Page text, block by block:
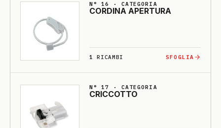
N° 16 · CATEGORIA
CORDI­NA A­PERTU­RA
1 RICAMBI SFOGLIA
N° 17 · CATEGORIA
CRICCOTTO